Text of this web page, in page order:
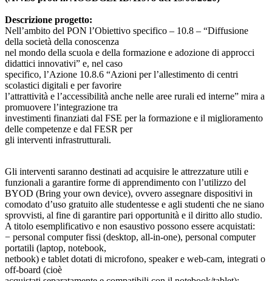
Descrizione progetto:
Nell’ambito del PON l’Obiettivo specifico – 10.8 – “Diffusione
della società della conoscenza
nel mondo della scuola e della formazione e adozione di approcci
didattici innovativi” e, nel caso
specifico, l’Azione 10.8.6 “Azioni per l’allestimento di centri
scolastici digitali e per favorire
l’attrattività e l’accessibilità anche nelle aree rurali ed interne” mira a
promuovere l’integrazione tra
investimenti finanziati dal FSE per la formazione e il miglioramento
delle competenze e dal FESR per
gli interventi infrastrutturali.
Gli interventi saranno destinati ad acquisire le attrezzature utili e
funzionali a garantire forme di apprendimento con l’utilizzo del
BYOD (Bring your own device), ovvero assegnare dispositivi in
comodato d’uso gratuito alle studentesse e agli studenti che ne siano
sprovvisti, al fine di garantire pari opportunità e il diritto allo studio.
A titolo esemplificativo e non esaustivo possono essere acquistati:
− personal computer fissi (desktop, all-in-one), personal computer
portatili (laptop, notebook,
netbook) e tablet dotati di microfono, speaker e web-cam, integrati o
off-board (cioè